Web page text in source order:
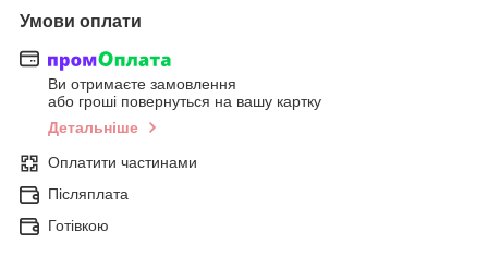
Умови оплати
Ви отримаєте замовлення
або гроші повернуться на вашу картку
Детальніше
Оплатити частинами
Післяплата
Готівкою